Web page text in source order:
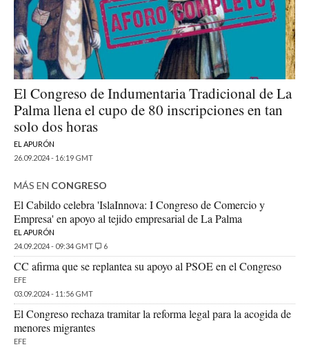
El Congreso de Indumentaria Tradicional de La
Palma llena el cupo de 80 inscripciones en tan
solo dos horas
EL APURÓN
26.09.2024 - 16:19 GMT
MÁS EN CONGRESO
El Cabildo celebra 'IslaInnova: I Congreso de Comercio y
Empresa' en apoyo al tejido empresarial de La Palma
EL APURÓN
24.09.2024 - 09:34 GMT
6
CC afirma que se replantea su apoyo al PSOE en el Congreso
EFE
03.09.2024 - 11:56 GMT
El Congreso rechaza tramitar la reforma legal para la acogida de
menores migrantes
EFE